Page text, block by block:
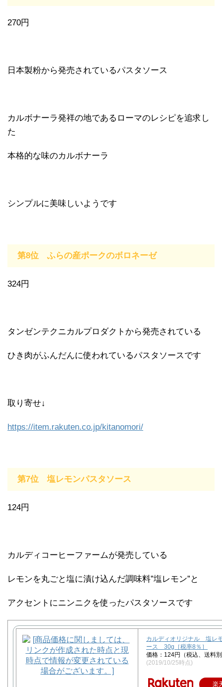
270円
日本製粉から発売されているパスタソース
カルボナーラ発祥の地であるローマのレシピを追求し
た
本格的な味のカルボナーラ
シンプルに美味しいようです
第8位 ふらの産ポークのボロネーゼ
324円
タンゼンテクニカルプロダクトから発売されている
ひき肉がふんだんに使われているパスタソースです
取り寄せ↓
https://item.rakuten.co.jp/kitanomori/
第7位 塩レモンパスタソース
124円
カルディコーヒーファームが発売している
レモンを丸ごと塩に漬け込んだ調味料”塩レモン”と
アクセントにニンニクを使ったパスタソースです
カルディオリジナル 塩レ
ース 30g［税率8％］
価格：124円（税込、送料
(2019/10/25時点)
楽